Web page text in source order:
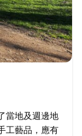
當地及週邊地
工藝品，應有